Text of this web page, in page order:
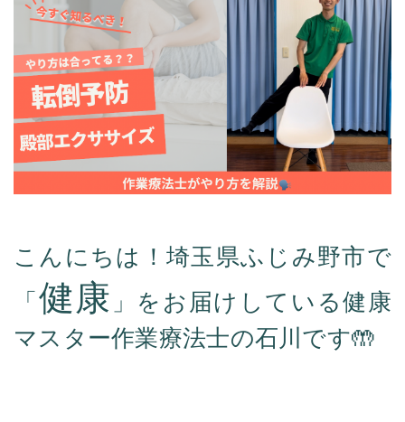
こんにちは！埼玉県ふじみ野市で
「 健康 」をお届けしている健康
マスター作業療法士の石川です🤲